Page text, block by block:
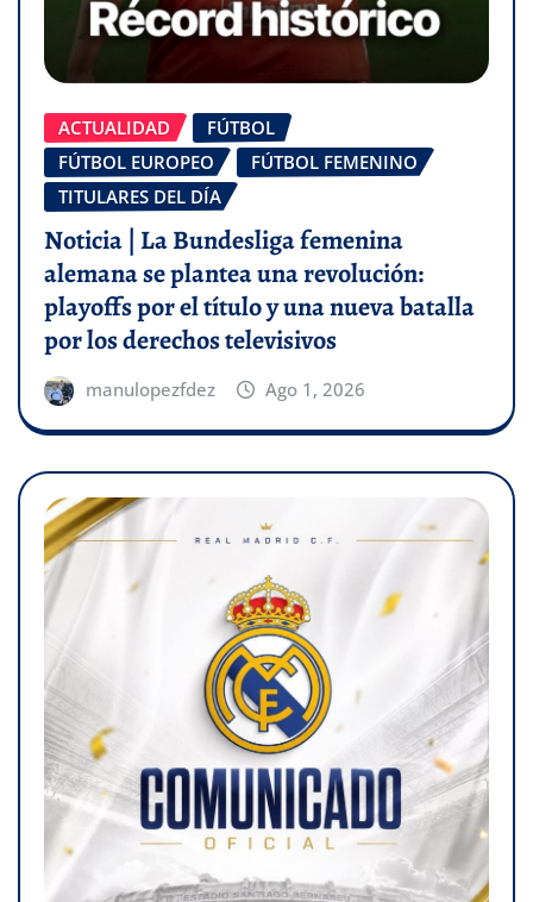
ACTUALIDAD
FÚTBOL
FÚTBOL EUROPEO
FÚTBOL FEMENINO
TITULARES DEL DÍA
Noticia | La Bundesliga femenina
alemana se plantea una revolución:
playoffs por el título y una nueva batalla
por los derechos televisivos
manulopezfdez Ago 1, 2026